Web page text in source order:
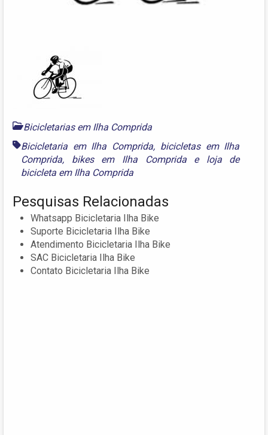
Bicicletarias em Ilha Comprida
Bicicletaria em Ilha Comprida, bicicletas em Ilha
Comprida, bikes em Ilha Compridae loja de
bicicleta em Ilha Comprida
Pesquisas Relacionadas
Whatsapp Bicicletaria Ilha Bike
Suporte Bicicletaria Ilha Bike
Atendimento Bicicletaria Ilha Bike
SAC Bicicletaria Ilha Bike
Contato Bicicletaria Ilha Bike